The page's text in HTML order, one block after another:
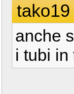
anche
i tubi in